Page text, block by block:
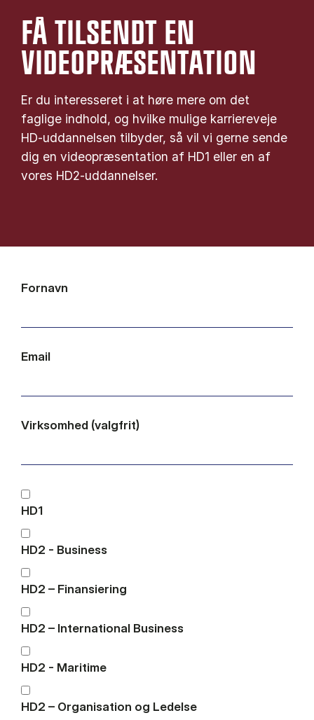
FÅ TILSENDT EN
VIDEOPRÆSENTATION
Er du interesseret i at høre mere om det
faglige indhold, og hvilke mulige karriereveje
HD-uddannelsen tilbyder, så vil vi gerne sende
dig en videopræsentation af HD1 eller en af
vores HD2-uddannelser.
Fornavn
Email
Virksomhed (valgfrit)
HD1
HD2 - Business
HD2 – Finansiering
HD2 – International Business
HD2 - Maritime
HD2 – Organisation og Ledelse